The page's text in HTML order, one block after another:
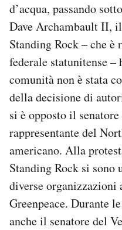
d’acqua, passando
Dave Archambault II,
Standing Rock – che è
federale statunitense –
comunità non è stata
della decisione di
si è opposto il
rappresentante del
americano. Alla
Standing Rock si
diverse
Greenpeace. Durante
anche il senatore del